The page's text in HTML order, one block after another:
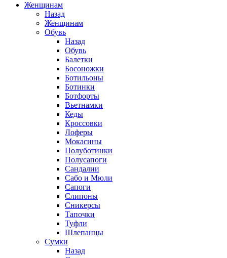
Женщинам
Назад
Женщинам
Обувь
Назад
Обувь
Балетки
Босоножки
Ботильоны
Ботинки
Ботфорты
Вьетнамки
Кеды
Кроссовки
Лоферы
Мокасины
Полуботинки
Полусапоги
Сандалии
Сабо и Мюли
Сапоги
Слипоны
Сникерсы
Тапочки
Туфли
Шлепанцы
Cумки
Назад